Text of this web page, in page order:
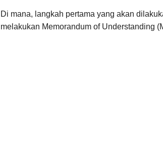
Di mana, langkah pertama yang akan
melakukan Memorandum of Understanding